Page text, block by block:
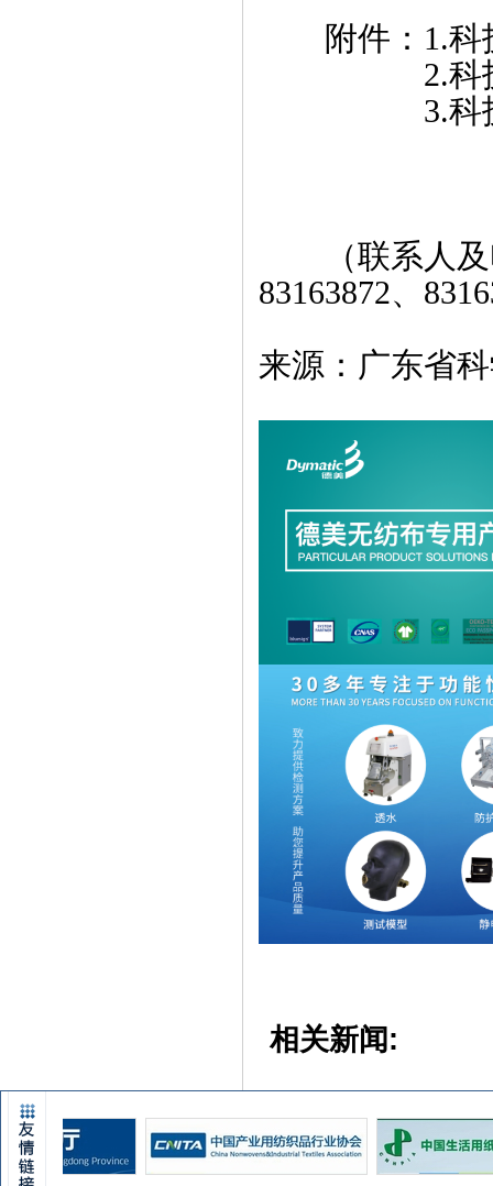
附件：1.科
2.科
3.科
（联系人及
83163872、
来源：广东省
相关新闻: